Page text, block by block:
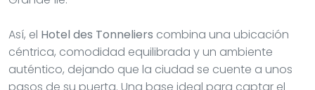
Así, el Hotel des Tonneliers combina una ubicación
céntrica, comodidad equilibrada y un ambiente
auténtico, dejando que la ciudad se cuente a unos
pasos de su puerta. Una base ideal para captar el